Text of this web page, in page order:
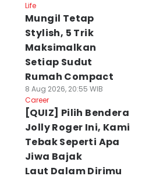
Life
Mungil Tetap
Stylish, 5 Trik
Maksimalkan
Setiap Sudut
Rumah Compact
8 Aug 2026, 20:55 WIB
Career
[QUIZ] Pilih Bendera
Jolly Roger Ini, Kami
Tebak Seperti Apa
Jiwa Bajak
Laut Dalam Dirimu